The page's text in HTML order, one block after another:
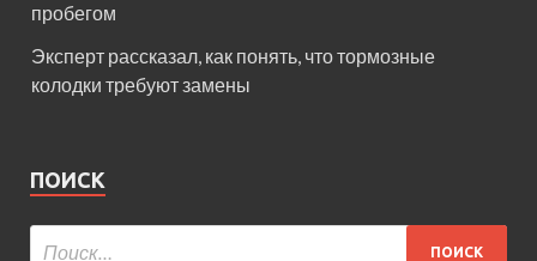
пробегом
Эксперт рассказал, как понять, что тормозные
колодки требуют замены
ПОИСК